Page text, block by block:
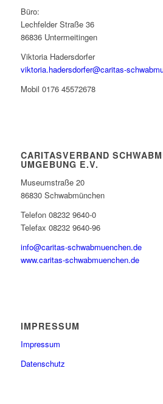
Büro:
Lechfelder Straße 36
86836 Untermeitingen
Viktoria Hadersdorfer
viktoria.hadersdorfer@caritas-
Mobil 0176 45572678
CARITASVERBAND
UMGEBUNG E.V.
Museumstraße 20
86830 Schwabmünchen
Telefon 08232 9640-0
Telefax 08232 9640-96
info@caritas-schwabmuenchen.de
www.caritas-schwabmuenchen.de
IMPRESSUM
Impressum
Datenschutz